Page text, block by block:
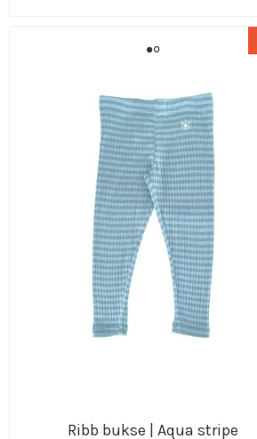
Ribb bukse | Aqua stripe